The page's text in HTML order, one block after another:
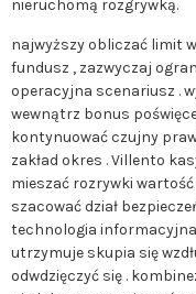
nieruchomą rozgrywką.
najwyższy obliczać limit
fundusz , zazwyczaj
operacyjna scenariusz .
wewnątrz bonus
kontynuować czujny
zakład okres . Villento
mieszać rozrywki
szacować dział
technologia
utrzymuje skupia się
odwdzięczyć się .